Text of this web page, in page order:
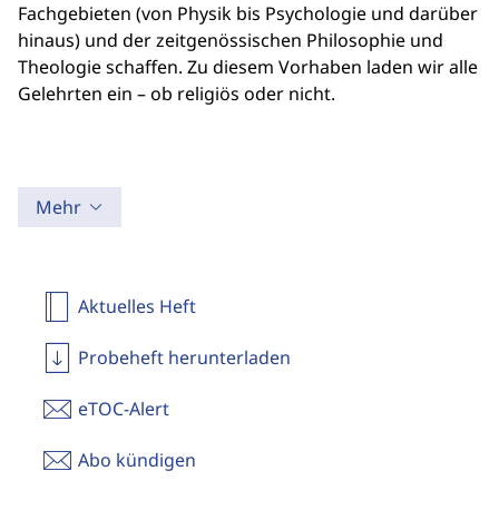
Aktuelles Heft
Probeheft herunterladen
eTOC-Alert
Abo kündigen
Fachgebieten (von Physik bis Psychologie und darüber
hinaus) und der zeitgenössischen Philosophie und
Theologie schaffen. Zu diesem Vorhaben laden wir alle
Gelehrten ein – ob religiös oder nicht.
Mehr